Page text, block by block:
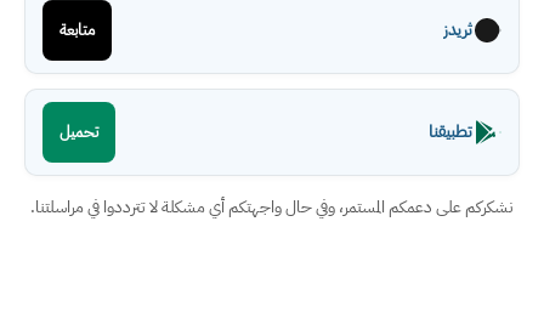
ثريدز متابعة
تطبيقنا تحميل
نشكركم على دعمكم المستمر، وفي حال واجهتكم أي مشكلة لا تترددوا في مراسلتنا.